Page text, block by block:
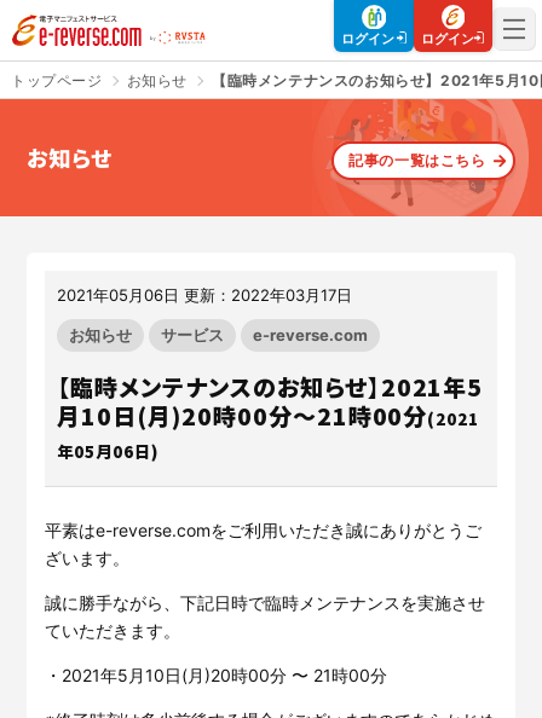
電子マニフェストサービス | e-reverse.com（イーリバースドットコ
ログイン ログイン
さよなら、紙マニフェスト
サービスサイトを見る
建設現場をICTでスマートに
サービスサイトを見る
入退場も、調整会議も、もっと
ラクに
テムを提供するサービスです。
サービスサイトを見る
CO₂排出量を「見える化」して
の算出・可視化が可能な新しい
現場に伝える。伝わる。
施工管理業務の標準化とノウハ
タチに。
トプログラムを簡便に構築でき
トップページ お知らせ 【臨時メンテナンスのお知らせ】2021年5月
お知らせ 記事の一覧はこちら
2021年05月06日 更新：2022年03月17日
お知らせ サービス e-reverse.com
【臨時メンテナンスのお知らせ】2021年5
月10日(月)20時00分〜21時00分(2021
年05月06日)
平素はe-reverse.comをご利用いただき誠にありがとうご
ざいます。
誠に勝手ながら、下記日時で臨時メンテナンスを実施させ
ていただきます。
・2021年5月10日(月)20時00分 〜 21時00分